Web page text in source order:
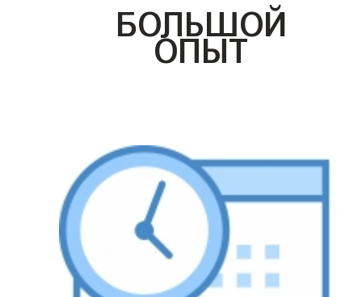
БОЛЬШОЙ
ОПЫТ